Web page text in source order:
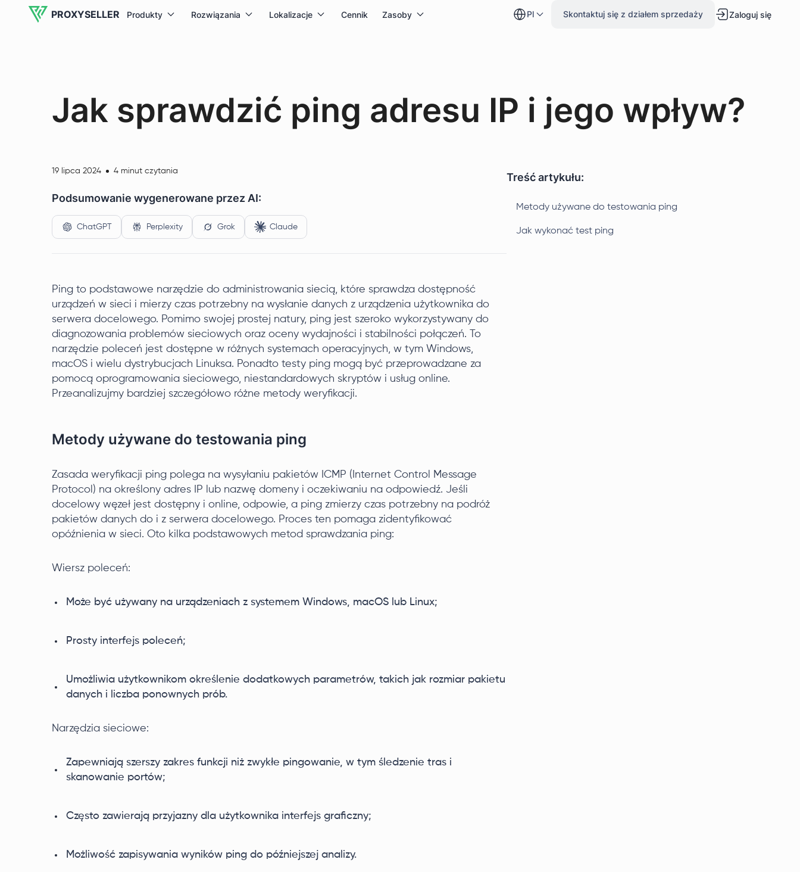
PROXYSELLER Produkty Rozwiązania Lokalizacje Cennik Zasoby pl Skontaktuj się z działem sprzedaży Zaloguj się
Jak sprawdzić ping adresu IP i jego wpływ?
19 lipca 2024 4 minut czytania
Podsumowanie wygenerowane przez AI:
ChatGPT Perplexity Grok Claude
Ping to podstawowe narzędzie do administrowania siecią, które sprawdza dostępność
urządzeń w sieci i mierzy czas potrzebny na wysłanie danych z urządzenia użytkownika do
serwera docelowego. Pomimo swojej prostej natury, ping jest szeroko wykorzystywany do
diagnozowania problemów sieciowych oraz oceny wydajności i stabilności połączeń. To
narzędzie poleceń jest dostępne w różnych systemach operacyjnych, w tym Windows,
macOS i wielu dystrybucjach Linuksa. Ponadto testy ping mogą być przeprowadzane za
pomocą oprogramowania sieciowego, niestandardowych skryptów i usług online.
Przeanalizujmy bardziej szczegółowo różne metody weryfikacji.
Metody używane do testowania ping
Zasada weryfikacji ping polega na wysyłaniu pakietów ICMP (Internet Control Message
Protocol) na określony adres IP lub nazwę domeny i oczekiwaniu na odpowiedź. Jeśli
docelowy węzeł jest dostępny i online, odpowie, a ping zmierzy czas potrzebny na podróż
pakietów danych do i z serwera docelowego. Proces ten pomaga zidentyfikować
opóźnienia w sieci. Oto kilka podstawowych metod sprawdzania ping:
Wiersz poleceń:
Może być używany na urządzeniach z systemem Windows, macOS lub Linux;
Prosty interfejs poleceń;
Umożliwia użytkownikom określenie dodatkowych parametrów, takich jak rozmiar pakietu
danych i liczba ponownych prób.
Narzędzia sieciowe:
Zapewniają szerszy zakres funkcji niż zwykłe pingowanie, w tym śledzenie tras i
skanowanie portów;
Często zawierają przyjazny dla użytkownika interfejs graficzny;
Możliwość zapisywania wyników ping do późniejszej analizy.
Treść artykułu:
Metody używane do testowania ping
Jak wykonać test ping